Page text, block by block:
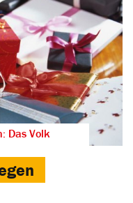
Das Volk